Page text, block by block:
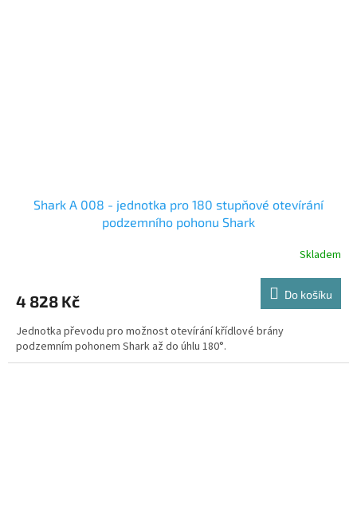
Shark A 008 - jednotka pro 180 stupňové otevírání
podzemního pohonu Shark
Skladem
4 828 Kč Do košíku
Jednotka převodu pro možnost otevírání křídlové brány
podzemním pohonem Shark až do úhlu 180°.